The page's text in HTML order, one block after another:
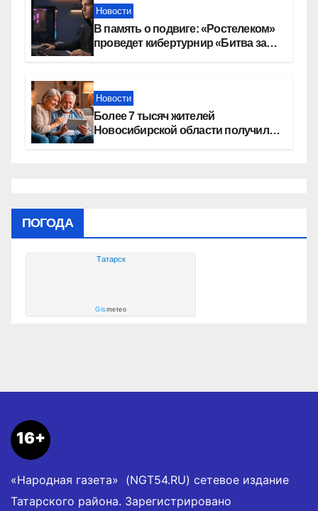
Новости
В память о подвиге: «Ростелеком»
проведет кибертурнир «Битва за
Новости
Более 7 тысяч жителей
Новосибирской области получили
ПОГОДА
Татарск
Gismeteo
16+
«Народная газета» (NGT54.RU) сетевое издание
Татарского района. Зарегистрировано